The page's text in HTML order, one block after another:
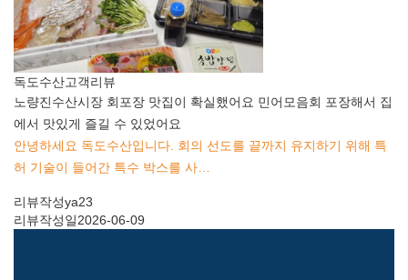
독도수산고객리뷰
노량진수산시장 회포장 맛집이 확실했어요 민어모음회 포장해서 집
에서 맛있게 즐길 수 있었어요
안녕하세요 독도수산입니다. 회의 선도를 끝까지 유지하기 위해 특
허 기술이 들어간 특수 박스를 사…
리뷰작성ya23
리뷰작성일2026-06-09